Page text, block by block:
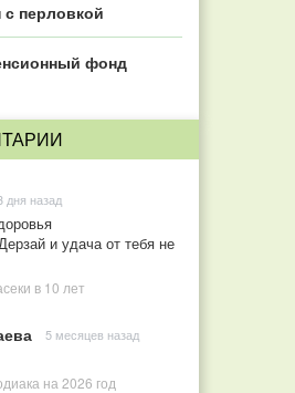
с перловкой
фонд
дня назад
и удача от тебя не
в 10 лет
5 месяцев назад
на 2026 год